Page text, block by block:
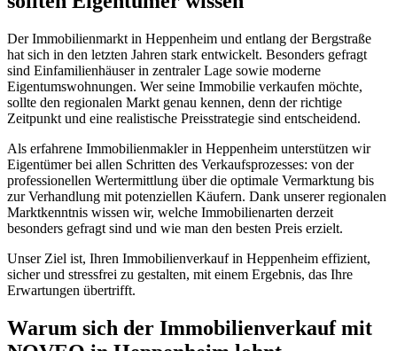
Der Immobilienmarkt in Heppenheim und entlang der Bergstraße
hat sich in den letzten Jahren stark entwickelt. Besonders gefragt
sind Einfamilienhäuser in zentraler Lage sowie moderne
Eigentumswohnungen. Wer seine Immobilie verkaufen möchte,
sollte den regionalen Markt genau kennen, denn der richtige
Zeitpunkt und eine realistische Preisstrategie sind entscheidend.
Als erfahrene Immobilienmakler in Heppenheim unterstützen wir
Eigentümer bei allen Schritten des Verkaufsprozesses: von der
professionellen Wertermittlung über die optimale Vermarktung bis
zur Verhandlung mit potenziellen Käufern. Dank unserer regionalen
Marktkenntnis wissen wir, welche Immobilienarten derzeit
besonders gefragt sind und wie man den besten Preis erzielt.
Unser Ziel ist, Ihren Immobilienverkauf in Heppenheim effizient,
sicher und stressfrei zu gestalten, mit einem Ergebnis, das Ihre
Erwartungen übertrifft.
Warum sich der Immobilienverkauf mit